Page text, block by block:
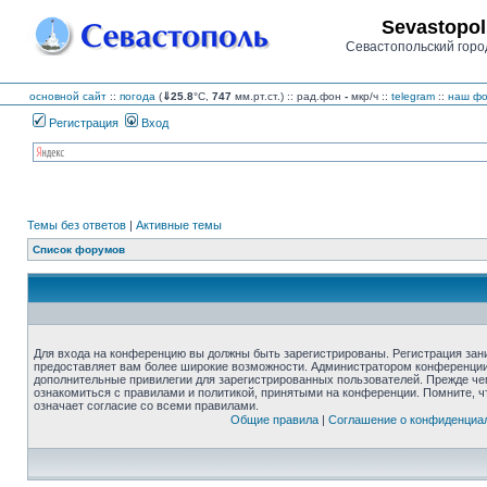
Севастопольский
основной сайт :: погода (⇓25.8°C, 747 мм.рт.ст.) :: рад.фон - мкр/ч :: telegram :: наш
Регистрация Вход
Темы без ответов | Активные темы
Список форумов
Для входа на конференцию вы должны быть зарегистрированы. Регистрация
предоставляет вам более широкие возможности. Администратором
дополнительные привилегии для зарегистрированных пользователей. Прежде
ознакомиться с правилами и политикой, принятыми на конференции. Помните,
означает согласие со всеми правилами.
Общие правила| Соглашение о